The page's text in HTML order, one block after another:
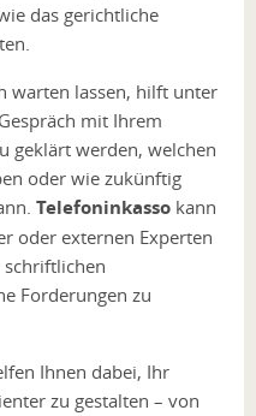
das gerichtliche
warten lassen, hilft unter
mit Ihrem
geklärt werden, welchen
oder wie zukünftig
Telefoninkasso kann
oder externen Experten
schriftlichen
Forderungen zu
Ihnen dabei, Ihr
zu gestalten – von